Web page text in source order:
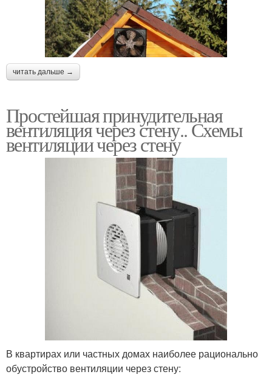
читать дальше →
Простейшая принудительная
вентиляция через стену.. Схемы
вентиляции через стену
В квартирах или частных домах наиболее рационально
обустройство вентиляции через стену: